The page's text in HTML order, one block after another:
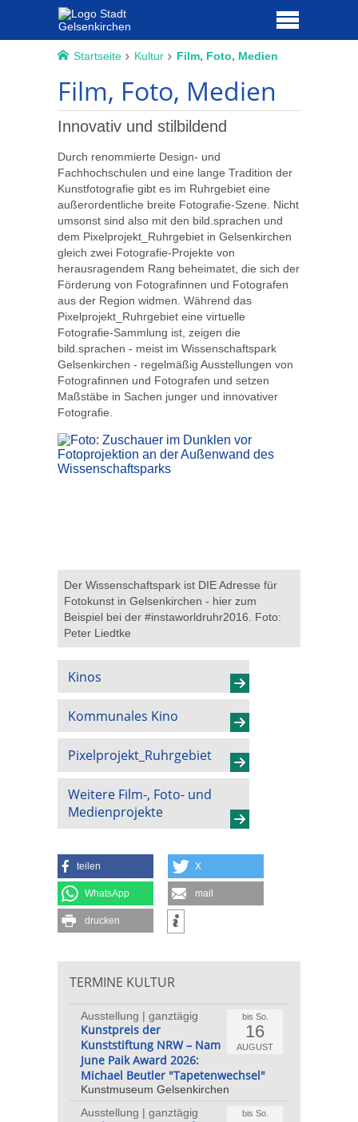
Startseite Kultur Film, Foto, Medien
Film, Foto, Medien
Innovativ und stilbildend
Durch renommierte Design- und
Fachhochschulen und eine lange Tradition der
Kunstfotografie gibt es im Ruhrgebiet eine
außerordentliche breite Fotografie-Szene. Nicht
umsonst sind also mit den bild.sprachen und
dem Pixelprojekt_Ruhrgebiet in Gelsenkirchen
gleich zwei Fotografie-Projekte von
herausragendem Rang beheimatet, die sich der
Förderung von Fotografinnen und Fotografen
aus der Region widmen. Während das
Pixelprojekt_Ruhrgebiet eine virtuelle
Fotografie-Sammlung ist, zeigen die
bild.sprachen - meist im Wissenschaftspark
Gelsenkirchen - regelmäßig Ausstellungen von
Fotografinnen und Fotografen und setzen
Maßstäbe in Sachen junger und innovativer
Fotografie.
Der Wissenschaftspark ist DIE Adresse für
Fotokunst in Gelsenkirchen - hier zum
Beispiel bei der #instaworldruhr2016. Foto:
Peter Liedtke
Kinos
Kommunales Kino
Pixelprojekt_Ruhrgebiet
Weitere Film-, Foto- und
Medienprojekte
teilen X
WhatsApp mail
drucken
TERMINE KULTUR
bis So.
16
AUGUST
Ausstellung | ganztägig
Kunstpreis der
Kunststiftung NRW – Nam
June Paik Award 2026:
Michael Beutler "Tapetenwechsel"
Kunstmuseum Gelsenkirchen
bis So.
Ausstellung | ganztägig